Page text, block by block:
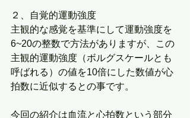
２、自覚的運動強度
主観的な感覚を基準にして運動強度を
6~20の整数で方法がありますが、この
主観的運動強度（ボルグスケールとも
呼ばれる）の値を10倍にした数値が心
拍数に近似するとの事です。
今回の紹介は血流と心拍数という部分